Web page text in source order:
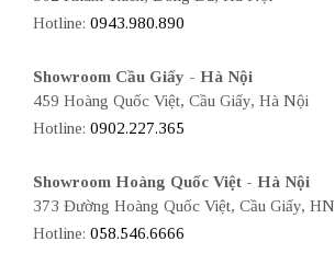
Hotline: 0943.980.890
Showroom Cầu Giấy - Hà Nội
459 Hoàng Quốc Việt, Cầu Giấy, Hà Nội
Hotline: 0902.227.365
Showroom Hoàng Quốc Việt - Hà Nội
373 Đường Hoàng Quốc Việt, Cầu Giấy, HN
Hotline: 058.546.6666